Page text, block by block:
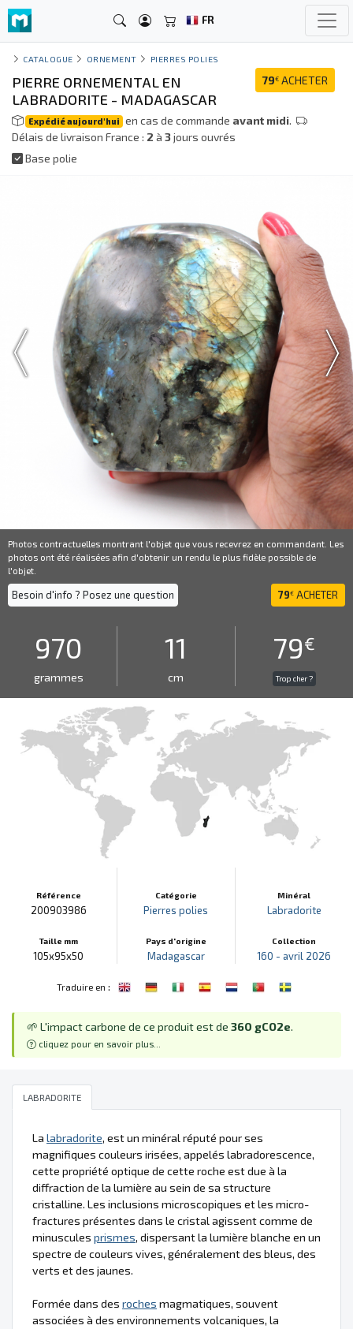
FR
CATALOGUE ORNEMENT PIERRES POLIES
79€ ACHETER
PIERRE ORNEMENTAL EN
LABRADORITE - MADAGASCAR
Expédié aujourd'hui en cas de commande avant midi.
Délais de livraison France : 2 à 3jours ouvrés
Base polie
Photos contractuelles montrant l'objet que vous recevrez en commandant. Les
photos ont été réalisées afin d'obtenir un rendu le plus fidèle possible de
l'objet.
Besoin d'info ? Posez une question 79€ ACHETER
970
grammes
11
cm
79€
Trop cher ?
Référence
200903986
Taille mm
105x95x50
Catégorie
Pierres polies
Pays d'origine
Madagascar
Minéral
Labradorite
Collection
160 - avril 2026
Traduire en :
🌱 L'impact carbone de ce produit est de 360 gCO2e.
cliquez pour en savoir plus...
LABRADORITE
La labradorite, est un minéral réputé pour ses
magnifiques couleurs irisées, appelés labradorescence,
cette propriété optique de cette roche est due à la
diffraction de la lumière au sein de sa structure
cristalline. Les inclusions microscopiques et les micro-
fractures présentes dans le cristal agissent comme de
minuscules prismes, dispersant la lumière blanche en un
spectre de couleurs vives, généralement des bleus, des
verts et des jaunes.
Formée dans des roches magmatiques, souvent
associées à des environnements volcaniques, la